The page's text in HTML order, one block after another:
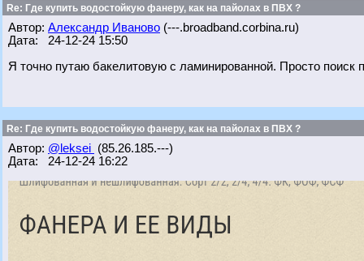
Re: Где купить водостойкую фанеру, как на пайолах в ПВХ ?
Автор: Александр Иваново (---.broadband.corbina.ru)
Дата: 24-12-24 15:50
Я точно путаю бакелитовую с ламинированной. Просто
Re: Где купить водостойкую фанеру, как на пайолах в ПВХ ?
Автор: @leksei (85.26.185.---)
Дата: 24-12-24 16:22